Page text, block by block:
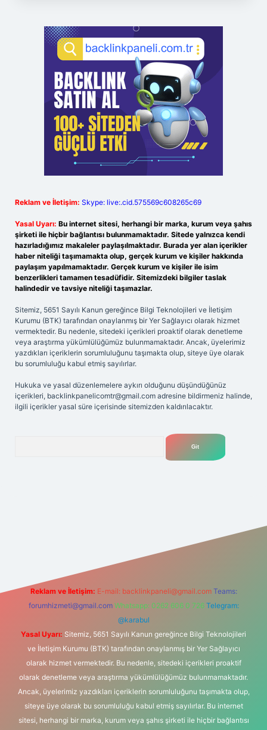
Reklam ve İletişim: Skype: live:.cid.575569c608265c69
Yasal Uyarı: Bu internet sitesi, herhangi bir marka, kurum veya şahıs
şirketi ile hiçbir bağlantısı bulunmamaktadır. Sitede yalnızca kendi
hazırladığımız makaleler paylaşılmaktadır. Burada yer alan içerikler
haber niteliği taşımamakta olup, gerçek kurum ve kişiler hakkında
paylaşım yapılmamaktadır. Gerçek kurum ve kişiler ile isim
benzerlikleri tamamen tesadüfidir. Sitemizdeki bilgiler taslak
halindedir ve tavsiye niteliği taşımazlar.
Sitemiz, 5651 Sayılı Kanun gereğince Bilgi Teknolojileri ve İletişim
Kurumu (BTK) tarafından onaylanmış bir Yer Sağlayıcı olarak hizmet
vermektedir. Bu nedenle, sitedeki içerikleri proaktif olarak denetleme
veya araştırma yükümlülüğümüz bulunmamaktadır. Ancak, üyelerimiz
yazdıkları içeriklerin sorumluluğunu taşımakta olup, siteye üye olarak
bu sorumluluğu kabul etmiş sayılırlar.
Hukuka ve yasal düzenlemelere aykırı olduğunu düşündüğünüz
içerikleri, backlinkpanelicomtr@gmail.com adresine bildirmeniz halinde,
ilgili içerikler yasal süre içerisinde sitemizden kaldırılacaktır.
Reklam ve İletişim: E-mail: backlinkpaneli@gmail.com Teams:
forumhizmeti@gmail.com Whatsapp: 0262 606 0 726 Telegram:
@karabul
Yasal Uyarı: Sitemiz, 5651 Sayılı Kanun gereğince Bilgi Teknolojileri
ve İletişim Kurumu (BTK) tarafından onaylanmış bir Yer Sağlayıcı
olarak hizmet vermektedir. Bu nedenle, sitedeki içerikleri proaktif
olarak denetleme veya araştırma yükümlülüğümüz bulunmamaktadır.
Ancak, üyelerimiz yazdıkları içeriklerin sorumluluğunu taşımakta olup,
siteye üye olarak bu sorumluluğu kabul etmiş sayılırlar. Bu internet
sitesi, herhangi bir marka, kurum veya şahıs şirketi ile hiçbir bağlantısı